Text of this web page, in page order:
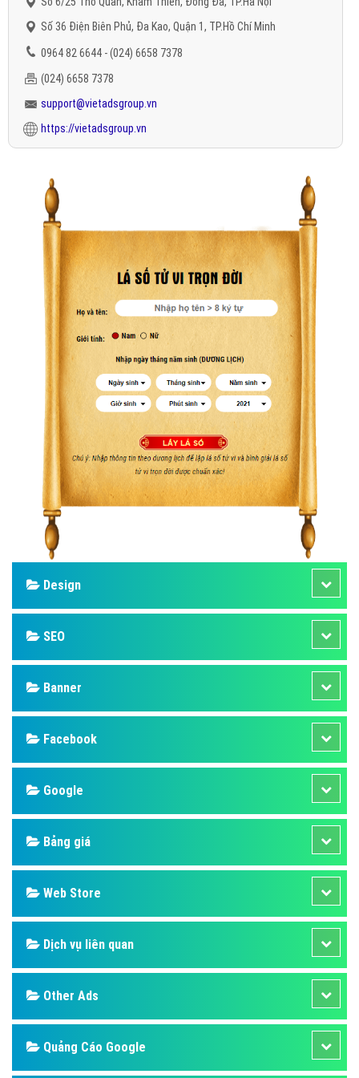
Số 36 Điện Biên Phủ, Đa Kao, Quận 1, TP.Hồ Chí Minh
0964 82 6644 - (024) 6658 7378
(024) 6658 7378
support@vietadsgroup.vn
https://vietadsgroup.vn
Design
SEO
Banner
Facebook
Google
Bảng giá
Web Store
Dịch vụ liên quan
Other Ads
Quảng Cáo Google